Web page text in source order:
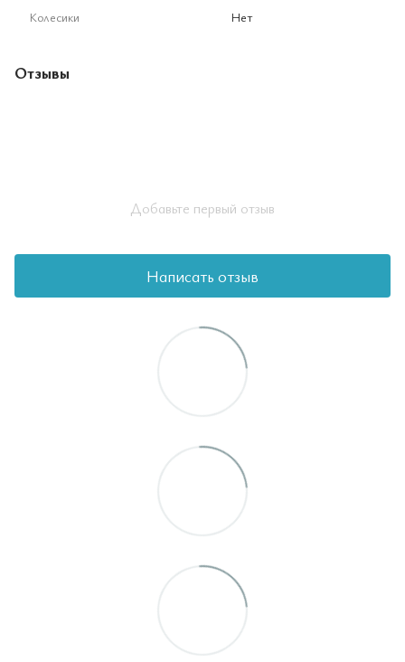
Колесики
Нет
Отзывы
Добавьте первый отзыв
Написать отзыв